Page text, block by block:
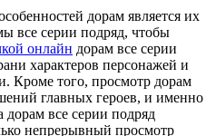
дорам является их
все серии подряд, чтобы
онлайн дорам все серии
характеров персонажей и
Кроме того, просмотр дорам
главных героев, и именно
все серии подряд
непрерывный просмотр